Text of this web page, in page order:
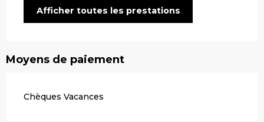
Afficher toutes les prestations
Moyens de paiement
Chèques Vacances